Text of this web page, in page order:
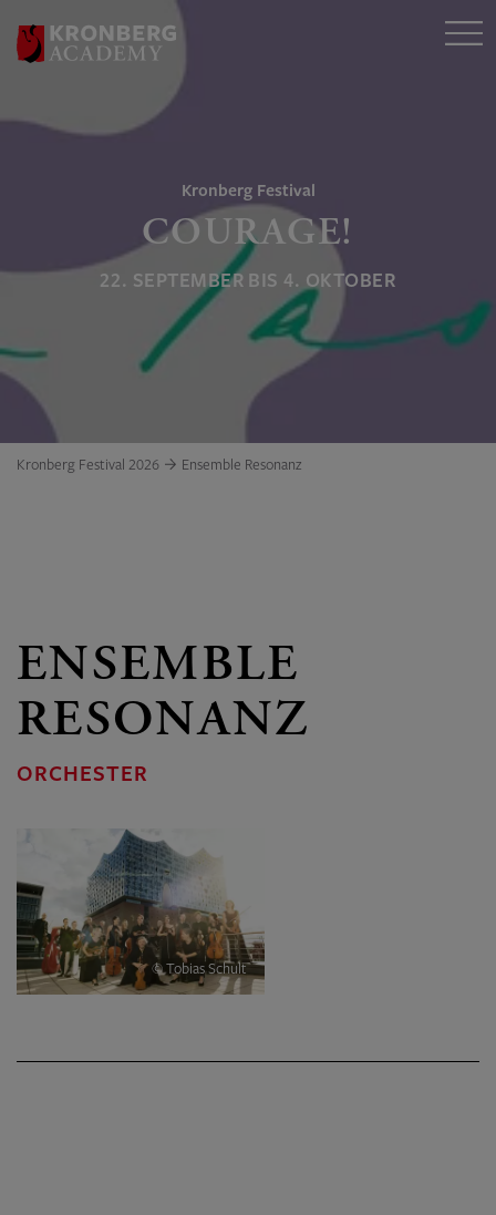
Kronberg Festival
COURAGE!
22. SEPTEMBER BIS 4. OKTOBER
Kronberg Festival 2026 Ensemble Resonanz
ENSEMBLE
RESONANZ
ORCHESTER
© Tobias Schult